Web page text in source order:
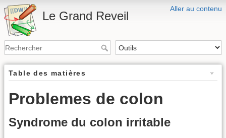
Aller au contenu
Le Grand Reveil
Table des matières
Problemes de colon
Syndrome du colon irritable